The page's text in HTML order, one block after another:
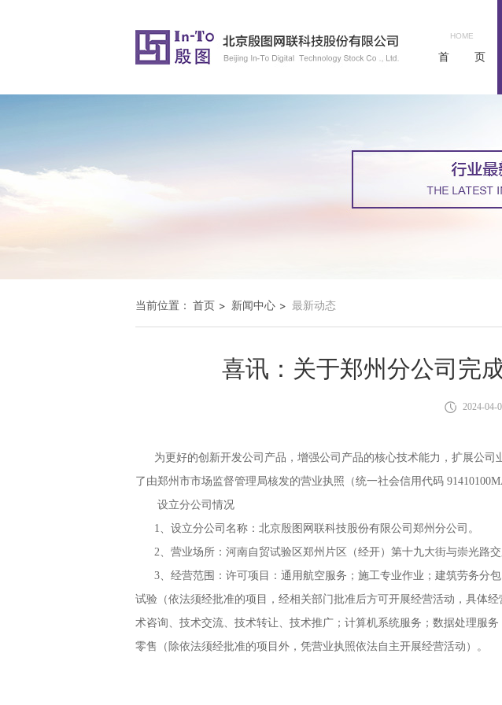
HOME
首 页
当前位置： 首页 新闻中心 最新动态
喜讯：关于郑州分公司完
2024-04-
为更好的创新开发公司产品，增强公司产品的核心技术能力，扩展公司
了 由郑州市市场监督管理局核发的营业执照（统一社会信用代码
设立分公司情况
1、设立分公司名称：北京殷图网联科技股份有限公司郑州分公司。
2、营业场所：河南自贸试验区郑州片区（经开）第十九大街与崇光路交
3、经营范围：许可项目：通用航空服务；施工专业作业；建筑劳务分
试验（依法须经批准的项目，经相关部门批准后方可开展经营活动，具体
术咨询、技术交流、技术转让、技术推广；计算机系统服务；数据处理服
零售（除依法须经批准的项目外，凭营业执照依法自主开展经营活动）。
2024年